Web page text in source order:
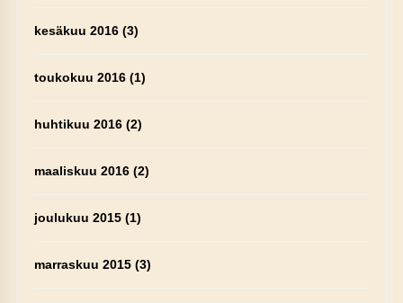
kesäkuu 2016(3)
toukokuu 2016(1)
huhtikuu 2016(2)
maaliskuu 2016(2)
joulukuu 2015(1)
marraskuu 2015(3)